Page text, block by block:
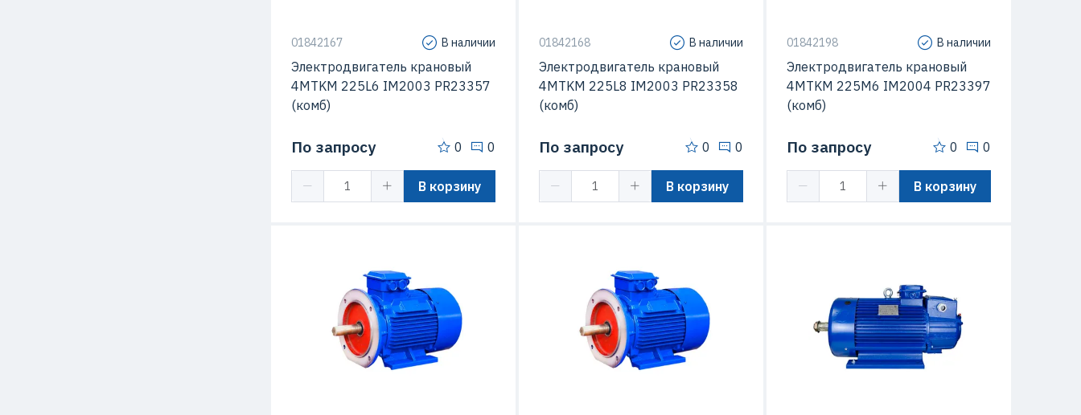
01842167 В наличии
Электродвигатель крановый
4MTKM 225L6 IM2003 PR23357
(комб)
По запросу 0 0
В корзину
01842168 В наличии
Электродвигатель крановый
4MTKM 225L8 IM2003 PR23358
(комб)
По запросу 0 0
В корзину
01842198 В наличии
Электродвигатель крановый
4MTKM 225M6 IM2004 PR23397
(комб)
По запросу 0 0
В корзину